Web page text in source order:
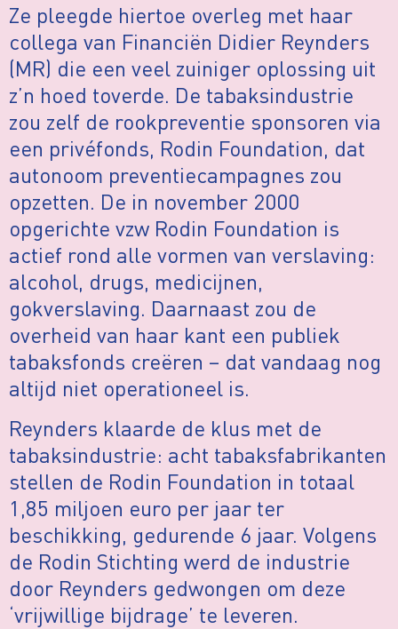
Ze pleegde hiertoe overleg met haar
collega van Financiën Didier Reynders
(MR) die een veel zuiniger oplossing uit
z’n hoed toverde. De tabaksindustrie
zou zelf de rookpreventie sponsoren via
een privéfonds, Rodin Foundation, dat
autonoom preventiecampagnes zou
opzetten. De in november 2000
opgerichte vzw Rodin Foundation is
actief rond alle vormen van verslaving:
alcohol, drugs, medicijnen,
gokverslaving. Daarnaast zou de
overheid van haar kant een publiek
tabaksfonds creëren – dat vandaag nog
altijd niet operationeel is.
Reynders klaarde de klus met de
tabaksindustrie: acht tabaksfabrikanten
stellen de Rodin Foundation in totaal
1,85 miljoen euro per jaar ter
beschikking, gedurende 6 jaar. Volgens
de Rodin Stichting werd de industrie
door Reynders gedwongen om deze
‘vrijwillige bijdrage’ te leveren.